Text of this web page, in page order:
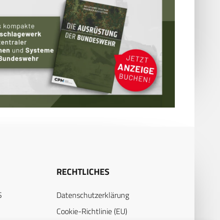
RECHTLICHES
Datenschutzerklärung
Cookie-Richtlinie (EU)